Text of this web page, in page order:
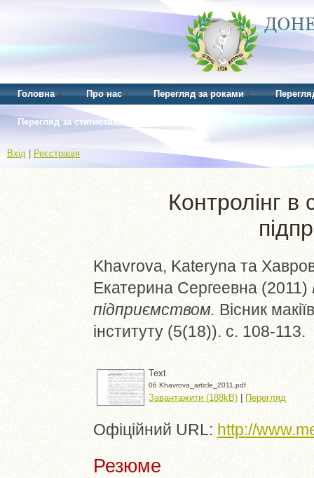
Головна Про нас Перегляд за роками
Перегляд за статистикою
Вхід Реєстрація
Контролінг в
Khavrova, Kateryna та
Екатерина Сергеевна (2011)
підприємством. Вісник
інституту (5(18)). с. 108-113.
Text
06 Khavrova_article_2011.pdf
Завантажити (188kB) | Перегляд
Офіційний URL: http://
Резюме